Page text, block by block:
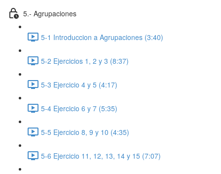
5.- Agrupaciones
5-1 Introduccion a Agrupaciones (3:40)
5-2 Ejercicios 1, 2 y 3 (8:37)
5-3 Ejercicio 4 y 5 (4:17)
5-4 Ejercicio 6 y 7 (5:35)
5-5 Ejercicio 8, 9 y 10 (4:35)
5-6 Ejercicio 11, 12, 13, 14 y 15 (7:07)